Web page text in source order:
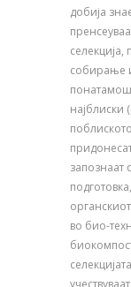
добија
селекција,
собирање
најблиски
запознаат
во био-